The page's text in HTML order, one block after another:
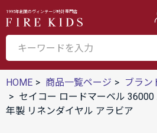
1995年創業のヴィンテージ時計専門店
HOME 商品一覧ページ ブラン
セイコー ロードマーベル
年製 リネンダイヤル アラビア